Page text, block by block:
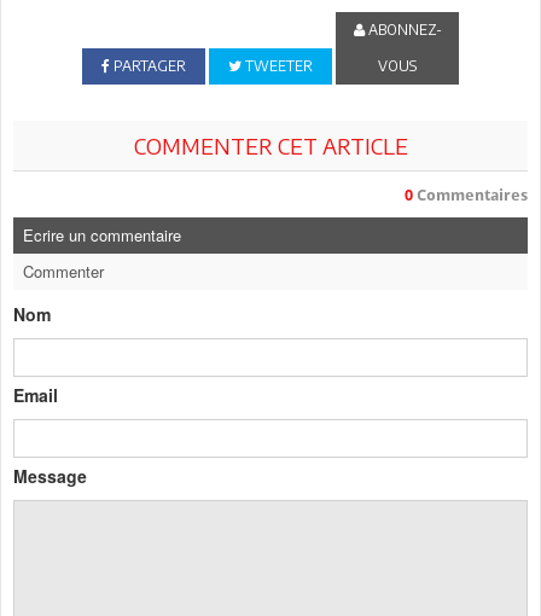
PARTAGER TWEETER
ABONNEZ-
VOUS
COMMENTER CET ARTICLE
0 Commentaires
Ecrire un commentaire
Commenter
Nom
Email
Message